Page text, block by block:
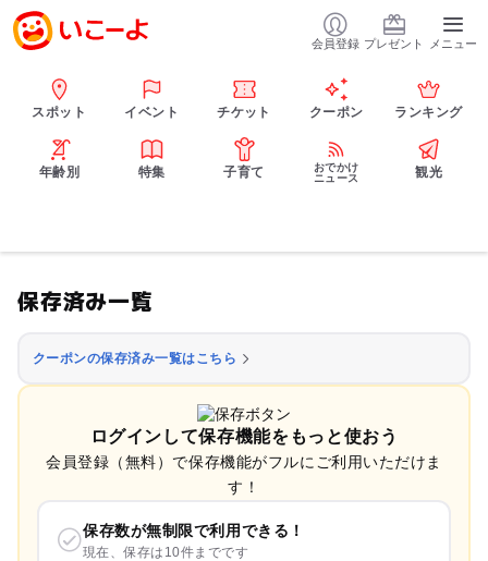
会員登録 プレゼント メニュー
スポット イベント チケット クーポン ランキング
年齢別 特集 子育て
おでかけ
ニュース
観光
保存済み一覧
クーポンの保存済み一覧はこちら
ログインして保存機能をもっと使おう
会員登録（無料）で保存機能がフルにご利用いただけま
す！
保存数が無制限で利用できる！
現在、保存は10件までです